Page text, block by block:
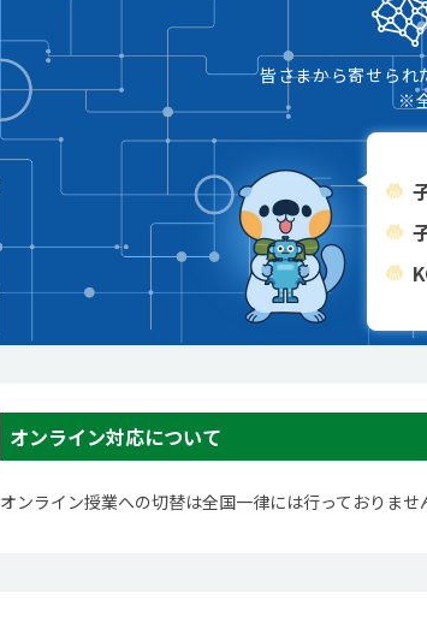
皆さまから寄せられ
※
オンライン対応について
オンライン授業への切替は全国一律には行っておりま